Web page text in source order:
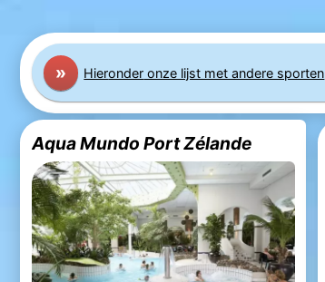
» Hieronder onze lijst met andere sporten
Aqua Mundo Port Zélande